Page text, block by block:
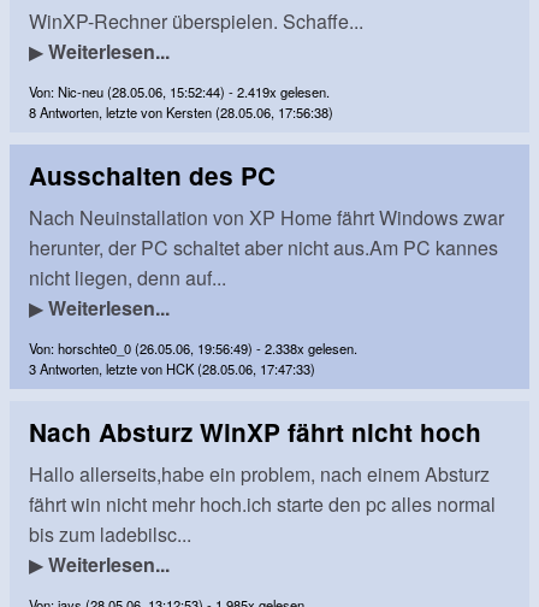
WinXP-Rechner überspielen. Schaffe...
▶Weiterlesen...
Von: Nic-neu (28.05.06, 15:52:44) - 2.419x gelesen.
8 Antworten, letzte von Kersten (28.05.06, 17:56:38)
Ausschalten des PC
Nach Neuinstallation von XP Home fährt Windows zwar
herunter, der PC schaltet aber nicht aus.Am PC kannes
nicht liegen, denn auf...
▶Weiterlesen...
Von: horschte0_0 (26.05.06, 19:56:49) - 2.338x gelesen.
3 Antworten, letzte von HCK (28.05.06, 17:47:33)
Nach Absturz WinXP fährt nicht hoch
Hallo allerseits,habe ein problem, nach einem Absturz
fährt win nicht mehr hoch.ich starte den pc alles normal
bis zum ladebilsc...
▶Weiterlesen...